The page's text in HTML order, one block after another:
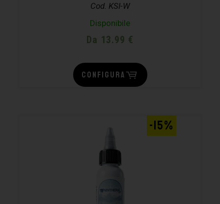
Cod. KSI-W
Disponibile
Da 13.99 €
CONFIGURA
-15%